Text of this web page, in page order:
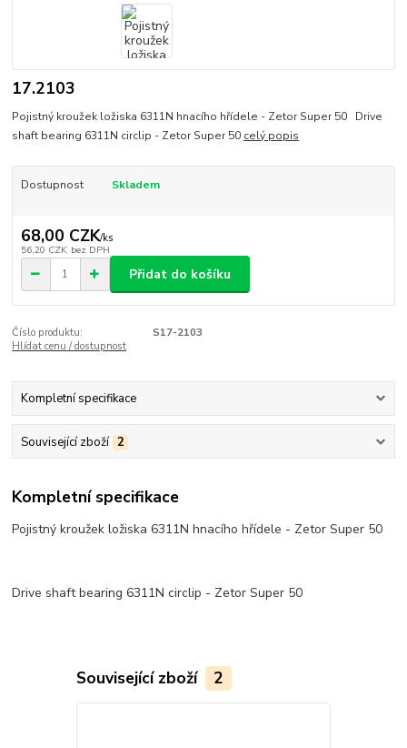
17.2103
Pojistný kroužek ložiska 6311N hnacího hřídele - Zetor Super 50 Drive
shaft bearing 6311N circlip - Zetor Super 50 celý popis
Dostupnost Skladem
68,00 CZK/ks
56,20 CZK bez DPH
Přidat do košíku
Číslo produktu:
S17-2103
Hlídat cenu / dostupnost
Kompletní specifikace
Související zboží 2
Kompletní specifikace
Pojistný kroužek ložiska 6311N hnacího hřídele - Zetor Super 50
Drive shaft bearing 6311N circlip - Zetor Super 50
Související zboží 2